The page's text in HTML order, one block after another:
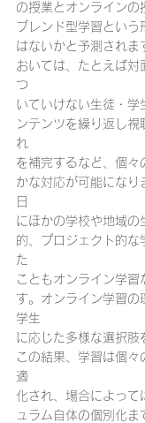
の授業とオンラインの
ブレンド型学習という
はないかと予測されま
おいては、たとえば対
つ
いていけない生徒・学
ンテンツを繰り返し視
れ
を補完するなど、個々
かな対応が可能になり
日
にほかの学校や地域の
的、プロジェクト的な
た
こともオンライン学習
す。オンライン学習の
学生
に応じた多様な選択肢
この結果、学習は個々
適
化され、場合によって
ュラム自体の個別化